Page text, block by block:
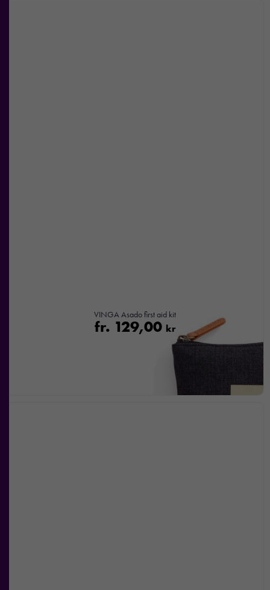
VINGA Asado first aid kit
fr. 129,00 kr